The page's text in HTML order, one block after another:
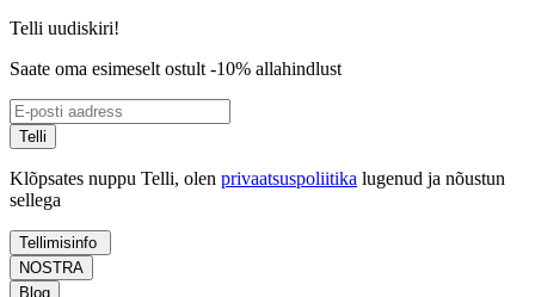
Telli uudiskiri!
Saate oma esimeselt ostult -10% allahindlust
Telli
Klõpsates nuppu Telli, olen privaatsuspoliitika lugenud ja nõustun
sellega
Tellimisinfo
NOSTRA
Blog